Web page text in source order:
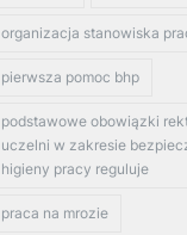
organizacja stanowiska
pierwsza pomoc bhp
podstawowe obowiązki
uczelni w zakresie
higieny pracy reguluje
praca na mrozie